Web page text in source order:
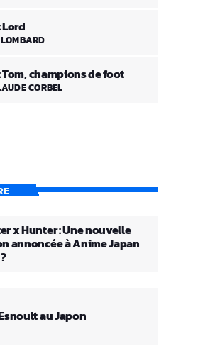
champions de foot
CORBEL
x Hunter : Une nouvelle
annoncée à Anime Japan
au Japon